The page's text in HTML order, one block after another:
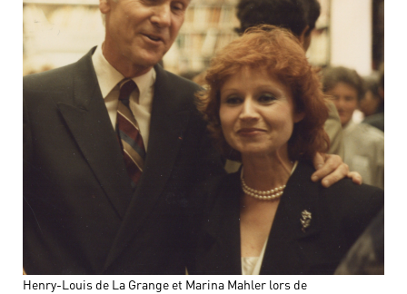
Henry-Louis de La Grange et Marina Mahler lors de